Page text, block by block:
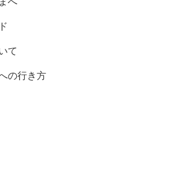
て
の行き方